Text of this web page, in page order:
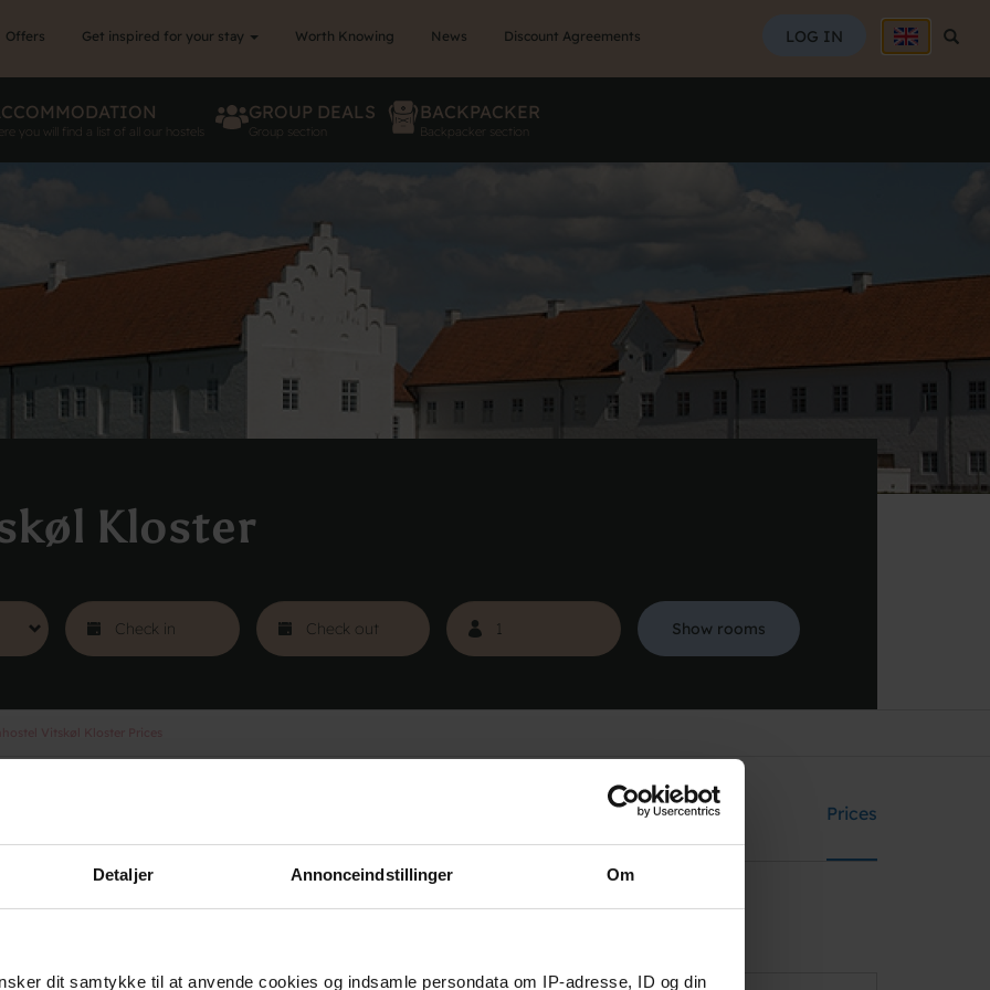
Detaljer Annonceindstillinger Om
dit samtykke til at anvende cookies og indsamle persondata om IP-adresse, ID og din
LOG IN
Offers Get inspired for your stay Worth Knowing News Discount Agreements
you will find a list of all our hostels
GROUP DEALS
Group section
BACKPACKER
Backpacker section
Kloster
Show rooms
Facilities Prices